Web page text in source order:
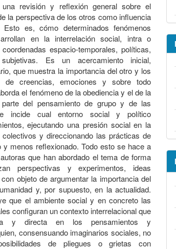
revisión y reflexión general sobre el
la perspectiva de los otros como influencia
es, cómo determinados fenómenos
en la interrelación social, intra o
espacio-temporales, políticas,
Es un acercamiento inicial,
que muestra la importancia del otro y los
de creencias, emociones y sobre todo
el fenómeno de la obediencia y el de la
del pensamiento de grupo y de las
incide cual entorno social y político
ejecutando una presión social en la
y direccionando las prácticas de
menos reflexionado. Todo esto se hace a
que han abordado el tema de forma
perspectivas y experimentos, ideas
objeto de argumentar la importancia del
y, por supuesto, en la actualidad.
que el ambiente social y en concreto las
configuran un contexto interrelacional que
y directa en los pensamientos y
consensuando imaginarios sociales, no
de pliegues o grietas con